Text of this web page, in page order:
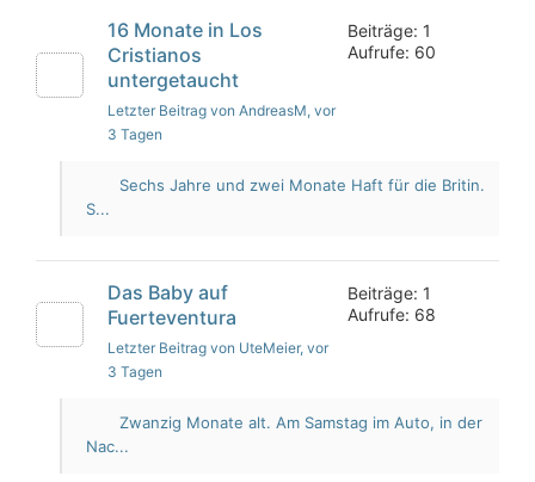
16 Monate in Los
Cristianos
untergetaucht
Letzter Beitrag von AndreasM, vor
3 Tagen
Beiträge: 1
Aufrufe: 60
Sechs Jahre und zwei Monate Haft für die Britin.
S...
Das Baby auf
Fuerteventura
Letzter Beitrag von UteMeier, vor
3 Tagen
Beiträge: 1
Aufrufe: 68
Zwanzig Monate alt. Am Samstag im Auto, in der
Nac...